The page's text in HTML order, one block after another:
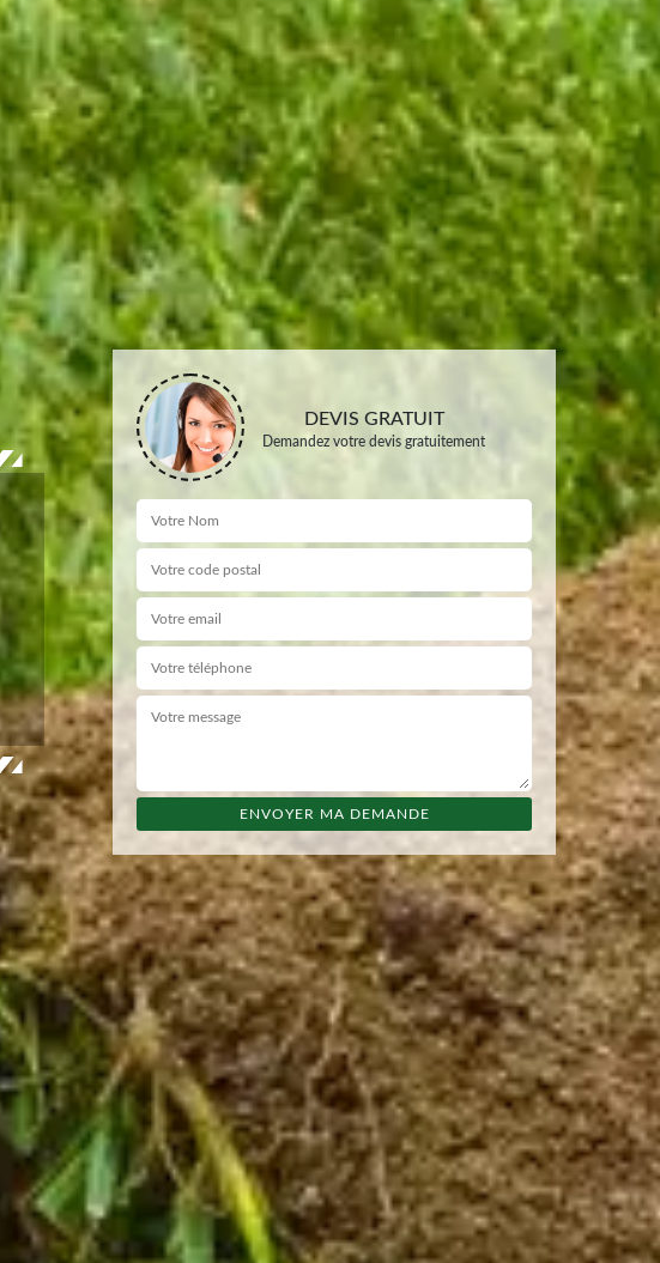
DEVIS GRATUIT
Demandez votre devis gratuitement